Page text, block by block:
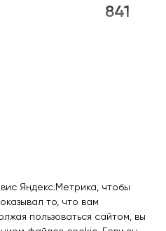
841
Яндекс.Метрика, чтобы
то, что вам
пользоваться сайтом, вы